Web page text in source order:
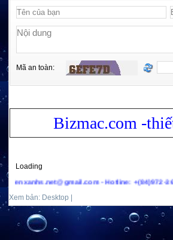
Mã an toàn:
Bizmac.com -
Loading
- Hotline: +(84)972-366-858
Xem bản: Desktop |